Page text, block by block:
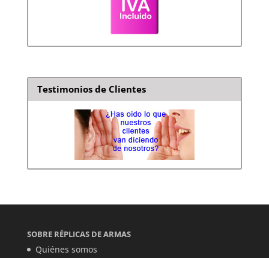
Testimonios de Clientes
SOBRE RÉPLICAS DE ARMAS
Quiénes somos